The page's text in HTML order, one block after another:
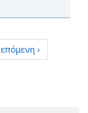
επόμενη ›